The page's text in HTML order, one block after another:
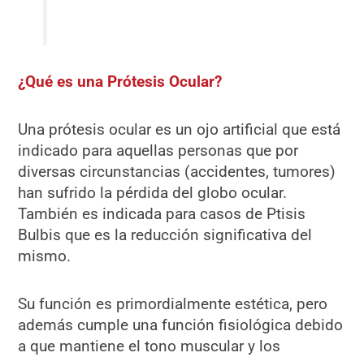
¿Qué es una Prótesis Ocular?
Una prótesis ocular es un ojo artificial que está
indicado para aquellas personas que por
diversas circunstancias (accidentes, tumores)
han sufrido la pérdida del globo ocular.
También es indicada para casos de Ptisis
Bulbis que es la reducción significativa del
mismo.
Su función es primordialmente estética, pero
además cumple una función fisiológica debido
a que mantiene el tono muscular y los